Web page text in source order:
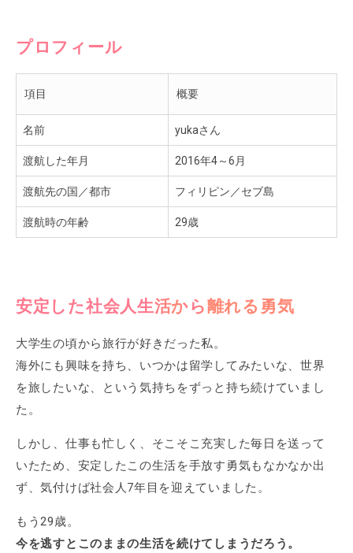
プロフィール
項目 概要
名前 yukaさん
渡航した年月 2016年4～6月
渡航先の国／都市 フィリピン／セブ島
渡航時の年齢 29歳
安定した社会人生活から離れる勇気
大学生の頃から旅行が好きだった私。
海外にも興味を持ち、いつかは留学してみたいな、世界
を旅したいな、という気持ちをずっと持ち続けていまし
た。
しかし、仕事も忙しく、そこそこ充実した毎日を送って
いたため、安定したこの生活を手放す勇気もなかなか出
ず、気付けば社会人7年目を迎えていました。
もう29歳。
今を逃すとこのままの生活を続けてしまうだろう。